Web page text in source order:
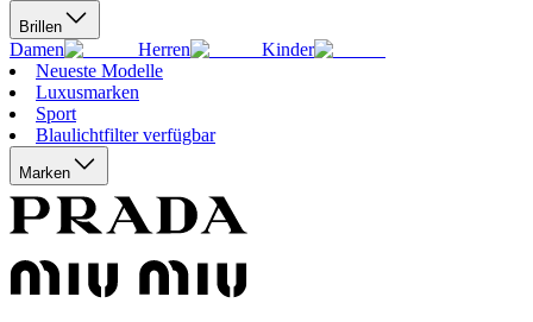
Brillen
Damen Herren
Kinder
Neueste Modelle
Luxusmarken
Sport
Blaulichtfilter verfügbar
Marken